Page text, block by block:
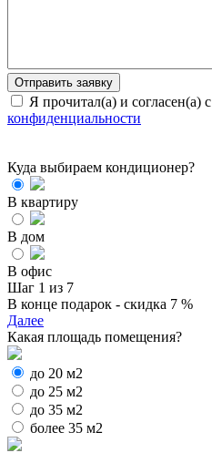
Я прочитал(а) и согласен(а) с
конфиденциальности
Куда выбираем кондиционер?
В квартиру
В дом
В офис
Шаг 1 из 7
В конце подарок - скидка 7 %
Далее
Какая площадь помещения?
до 20 м2
до 25 м2
до 35 м2
более 35 м2